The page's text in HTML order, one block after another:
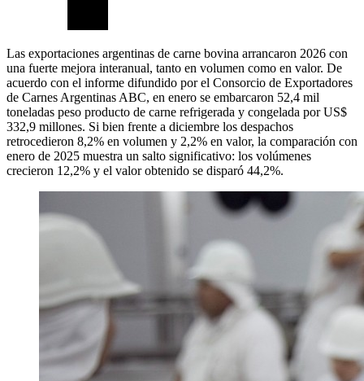
Las exportaciones argentinas de carne bovina arrancaron 2026 con
una fuerte mejora interanual, tanto en volumen como en valor. De
acuerdo con el informe difundido por el Consorcio de Exportadores
de Carnes Argentinas ABC, en enero se embarcaron 52,4 mil
toneladas peso producto de carne refrigerada y congelada por US$
332,9 millones. Si bien frente a diciembre los despachos
retrocedieron 8,2% en volumen y 2,2% en valor, la comparación con
enero de 2025 muestra un salto significativo: los volúmenes
crecieron 12,2% y el valor obtenido se disparó 44,2%.